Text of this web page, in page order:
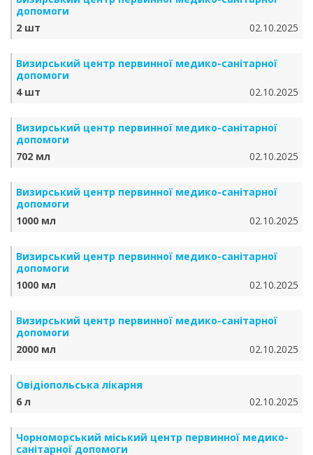
допомоги
2 шт
02.10.2025
Визирський центр первинної медико-санітарної
допомоги
4 шт
02.10.2025
Визирський центр первинної медико-санітарної
допомоги
702 мл
02.10.2025
Визирський центр первинної медико-санітарної
допомоги
1000 мл
02.10.2025
Визирський центр первинної медико-санітарної
допомоги
1000 мл
02.10.2025
Визирський центр первинної медико-санітарної
допомоги
2000 мл
02.10.2025
Овідіопольська лікарня
6 л
02.10.2025
Чорноморський міський центр первинної медико-
санітарної допомоги